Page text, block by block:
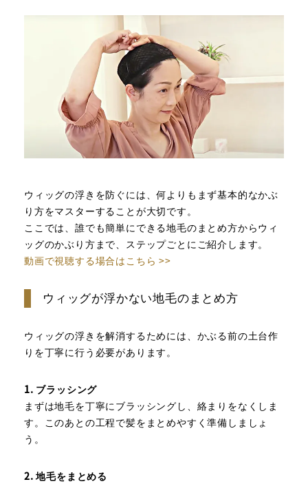
ウィッグの浮きを防ぐには、何よりもまず基本的なかぶ
り方をマスターすることが大切です。
ここでは、誰でも簡単にできる地毛のまとめ方からウィ
ッグのかぶり方まで、ステップごとにご紹介します。
動画で視聴する場合はこちら >>
ウィッグが浮かない地毛のまとめ方
ウィッグの浮きを解消するためには、かぶる前の土台作
りを丁寧に行う必要があります。
1. ブラッシング
まずは地毛を丁寧にブラッシングし、絡まりをなくしま
す。このあとの工程で髪をまとめやすく準備しましょ
う。
2. 地毛をまとめる